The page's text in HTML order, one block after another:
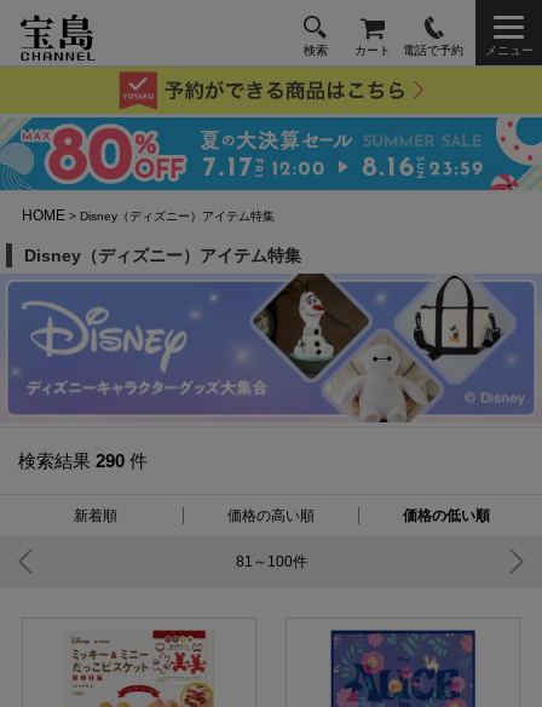
検索 カート 電話で予約 メニュー
HOME > Disney（ディズニー）アイテム特集
Disney（ディズニー）アイテム特集
検索結果 290 件
新着順 価格の高い順 価格の低い順
81～100件